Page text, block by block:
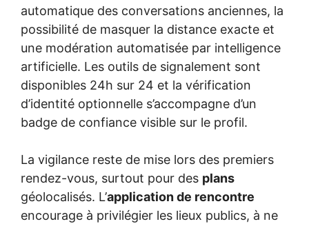
automatique des conversations anciennes, la
possibilité de masquer la distance exacte et
une modération automatisée par intelligence
artificielle. Les outils de signalement sont
disponibles 24h sur 24 et la vérification
d’identité optionnelle s’accompagne d’un
badge de confiance visible sur le profil.
La vigilance reste de mise lors des premiers
rendez-vous, surtout pour des plans
géolocalisés. L’application de rencontre
encourage à privilégier les lieux publics, à ne